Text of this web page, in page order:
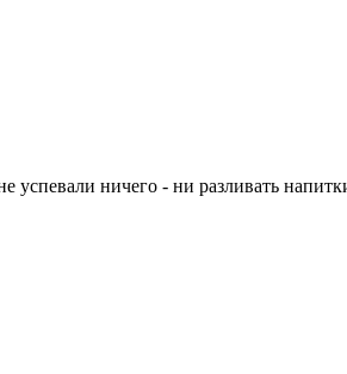
успевали ничего - ни разливать